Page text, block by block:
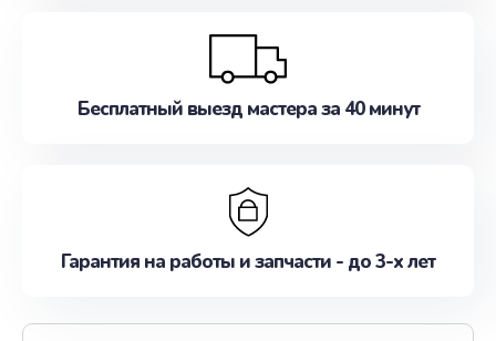
Бесплатный выезд мастера за 40 минут
Гарантия на работы и запчасти - до 3-х лет